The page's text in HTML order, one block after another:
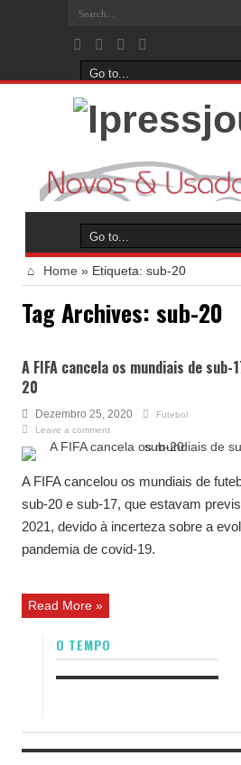
Home » Etiqueta: sub-20
Tag Archives: sub-20
A FIFA cancela os mundiais de sub-
20
Dezembro 25, 2020
Futebol
Leave a comment
A FIFA cancelou os mundiais de
sub-20 e sub-17, que estavam
2021, devido à incerteza sobre a
pandemia de covid-19.
Read More »
O TEMPO